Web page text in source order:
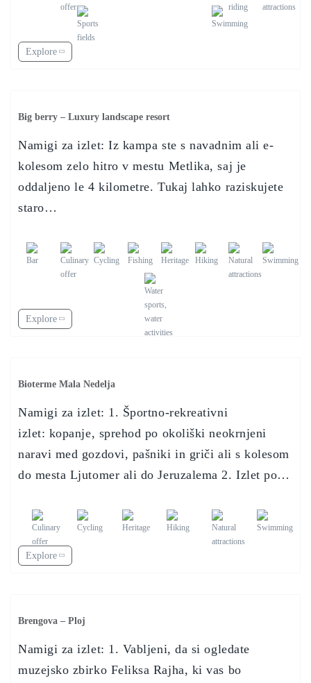
Explore
Big berry – Luxury landscape resort
Namigi za izlet: Iz kampa ste s navadnim ali e-
kolesom zelo hitro v mestu Metlika, saj je
oddaljeno le 4 kilometre. Tukaj lahko raziskujete
staro…
Explore
Bioterme Mala Nedelja
Namigi za izlet: 1. Športno-rekreativni
izlet: kopanje, sprehod po okoliški neokrnjeni
naravi med gozdovi, pašniki in griči ali s kolesom
do mesta Ljutomer ali do Jeruzalema 2. Izlet po…
Explore
Brengova – Ploj
Namigi za izlet: 1. Vabljeni, da si ogledate
muzejsko zbirko Feliksa Rajha, ki vas bo